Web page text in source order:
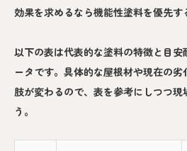
効果を求めるなら機能性塗料を優先す
以下の表は代表的な塗料の特徴と目
ータです。具体的な屋根材や現在の
肢が変わるので、表を参考にしつつ現
う。